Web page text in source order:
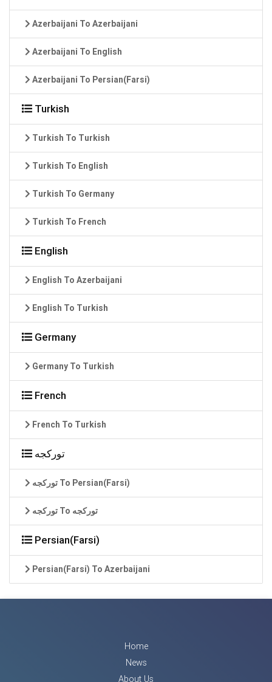
Azerbaijani To Azerbaijani
Azerbaijani To English
Azerbaijani To Persian(Farsi)
Turkish
Turkish To Turkish
Turkish To English
Turkish To Germany
Turkish To French
English
English To Azerbaijani
English To Turkish
Germany
Germany To Turkish
French
French To Turkish
تورکجه
تورکجه To Persian(Farsi)
تورکجه To تورکجه
Persian(Farsi)
Persian(Farsi) To Azerbaijani
Home
News
About Us